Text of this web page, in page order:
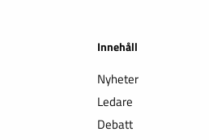
Innehåll
Nyheter
Ledare
Debatt